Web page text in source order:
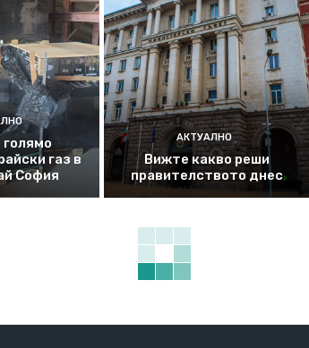
газ в
София
АКТУАЛНО
Вижте какво реши
правителството днес